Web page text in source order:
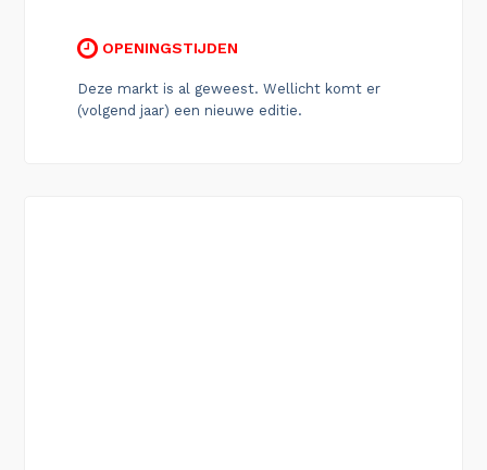
OPENINGSTIJDEN
Deze markt is al geweest. Wellicht komt er
(volgend jaar) een nieuwe editie.